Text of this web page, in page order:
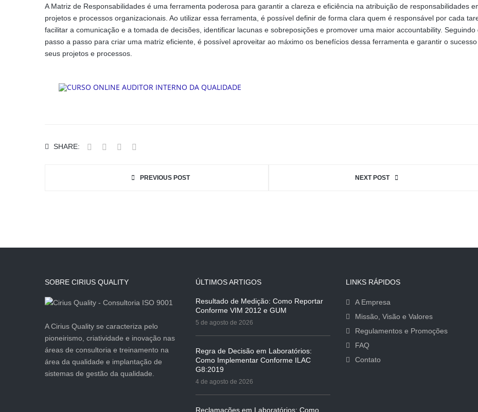
A Matriz de Responsabilidades é uma ferramenta poderosa para garantir a clareza e eficiência na atribuição de responsabilidades
projetos e processos organizacionais. Ao utilizar essa ferramenta, é possível definir de forma clara quem é responsável por cada
facilitar a comunicação e a tomada de decisões, identificar lacunas e sobreposições e promover uma maior accountability. Seguindo
passo a passo para criar uma matriz eficiente, é possível aproveitar ao máximo os benefícios dessa ferramenta e garantir o
seus projetos e processos.
SHARE:
PREVIOUS POST NEXT POST
SOBRE CIRIUS QUALITY
A Cirius Quality se caracteriza pelo
pioneirismo, criatividade e inovação nas
áreas de consultoria e treinamento na
área da qualidade e implantação de
sistemas de gestão da qualidade.
ÚLTIMOS ARTIGOS
Resultado de Medição: Como Reportar
Conforme VIM 2012 e GUM
5 de agosto de 2026
Regra de Decisão em Laboratórios:
Como Implementar Conforme ILAC
G8:2019
4 de agosto de 2026
Reclamações em Laboratórios: Como
LINKS RÁPIDOS
A Empresa
Missão, Visão e Valores
Regulamentos e Promoções
FAQ
Contato